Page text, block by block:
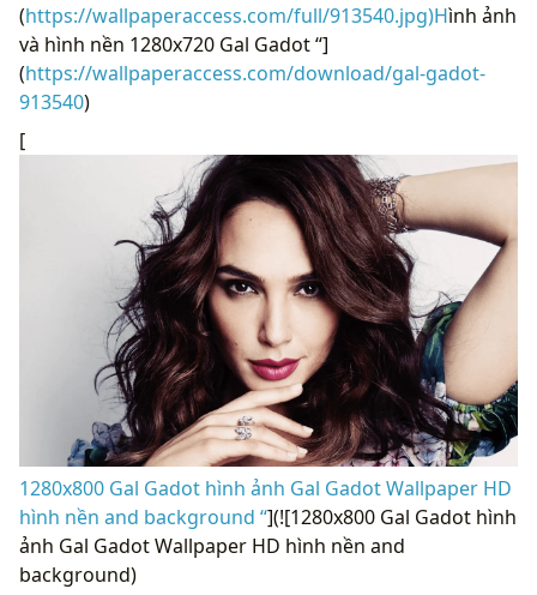
(https://wallpaperaccess.com/full/913540.jpg)Hình ảnh
và hình nền 1280x720 Gal Gadot “]
(https://wallpaperaccess.com/download/gal-gadot-
913540)
[
1280x800 Gal Gadot hình ảnh Gal Gadot Wallpaper HD
hình nền and background “](![1280x800 Gal Gadot hình
ảnh Gal Gadot Wallpaper HD hình nền and
background)